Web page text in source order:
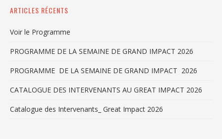
ARTICLES RÉCENTS
Voir le Programme
PROGRAMME DE LA SEMAINE DE GRAND IMPACT 2026
PROGRAMME DE LA SEMAINE DE GRAND IMPACT 2026
CATALOGUE DES INTERVENANTS AU GREAT IMPACT 2026
Catalogue des Intervenants_ Great Impact 2026